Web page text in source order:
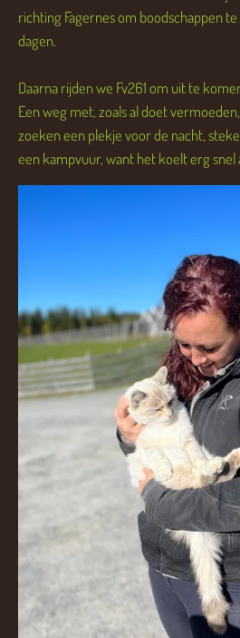
richting Fagernes om boodschappen
dagen.
Daarna rijden we Fv261 om uit te
Een weg met, zoals al doet
zoeken een plekje voor de nacht,
een kampvuur, want het koelt erg snel